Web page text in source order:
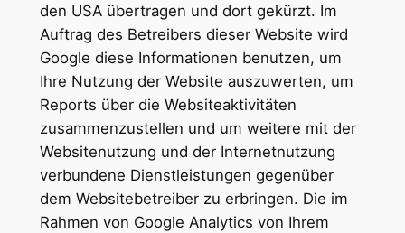
den USA übertragen und dort gekürzt. Im
Auftrag des Betreibers dieser Website wird
Google diese Informationen benutzen, um
Ihre Nutzung der Website auszuwerten, um
Reports über die Websiteaktivitäten
zusammenzustellen und um weitere mit der
Websitenutzung und der Internetnutzung
verbundene Dienstleistungen gegenüber
dem Websitebetreiber zu erbringen. Die im
Rahmen von Google Analytics von Ihrem